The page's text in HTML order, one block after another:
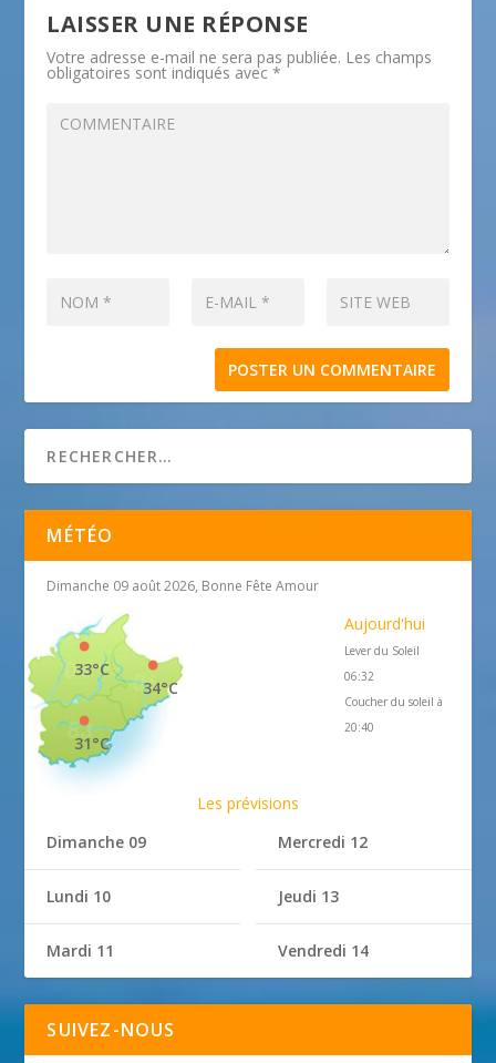
LAISSER UNE RÉPONSE
Votre adresse e-mail ne sera pas publiée. Les champs
obligatoires sont indiqués avec*
MÉTÉO
Dimanche 09 août 2026, Bonne Fête Amour
34°C
33°C
31°C
Aujourd'hui
Lever du Soleil
06:32
Coucher du soleil à
20:40
Les prévisions
Dimanche 09
Lundi 10
Mardi 11
Mercredi 12
Jeudi 13
Vendredi 14
SUIVEZ-NOUS